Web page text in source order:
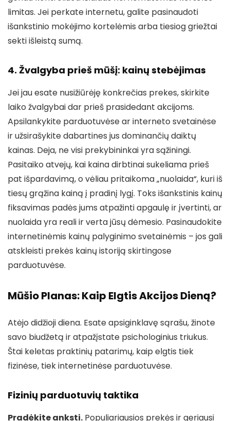
limitas. Jei perkate internetu, galite pasinaudoti
išankstinio mokėjimo kortelėmis arba tiesiog griežtai
sekti išleistą sumą.
4. Žvalgyba prieš mūšį: kainų stebėjimas
Jei jau esate nusižiūrėję konkrečias prekes, skirkite
laiko žvalgybai dar prieš prasidedant akcijoms.
Apsilankykite parduotuvėse ar interneto svetainėse
ir užsirašykite dabartines jus dominančių daiktų
kainas. Deja, ne visi prekybininkai yra sąžiningi.
Pasitaiko atvejų, kai kaina dirbtinai sukeliama prieš
pat išpardavimą, o vėliau pritaikoma „nuolaida“, kuri iš
tiesų grąžina kainą į pradinį lygį. Toks išankstinis kainų
fiksavimas padės jums atpažinti apgaulę ir įvertinti, ar
nuolaida yra reali ir verta jūsų dėmesio. Pasinaudokite
internetinėmis kainų palyginimo svetainėmis – jos gali
atskleisti prekės kainų istoriją skirtingose
parduotuvėse.
Mūšio Planas: Kaip Elgtis Akcijos Dieną?
Atėjo didžioji diena. Esate apsiginklavę sąrašu, žinote
savo biudžetą ir atpažįstate psichologinius triukus.
Štai keletas praktinių patarimų, kaip elgtis tiek
fizinėse, tiek internetinėse parduotuvėse.
Fizinių parduotuvių taktika
Pradėkite anksti. Populiariausios prekės ir geriausi